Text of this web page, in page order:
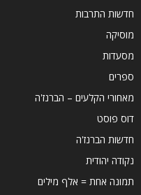
חדשות התרבות
מוסיקה
מסעדות
ספרים
מאחורי הקלעים – הברנז'ה
דוס פוסט
חדשות הברנז'ה
נקודה יהודית
תמונה אחת = אלף מילים